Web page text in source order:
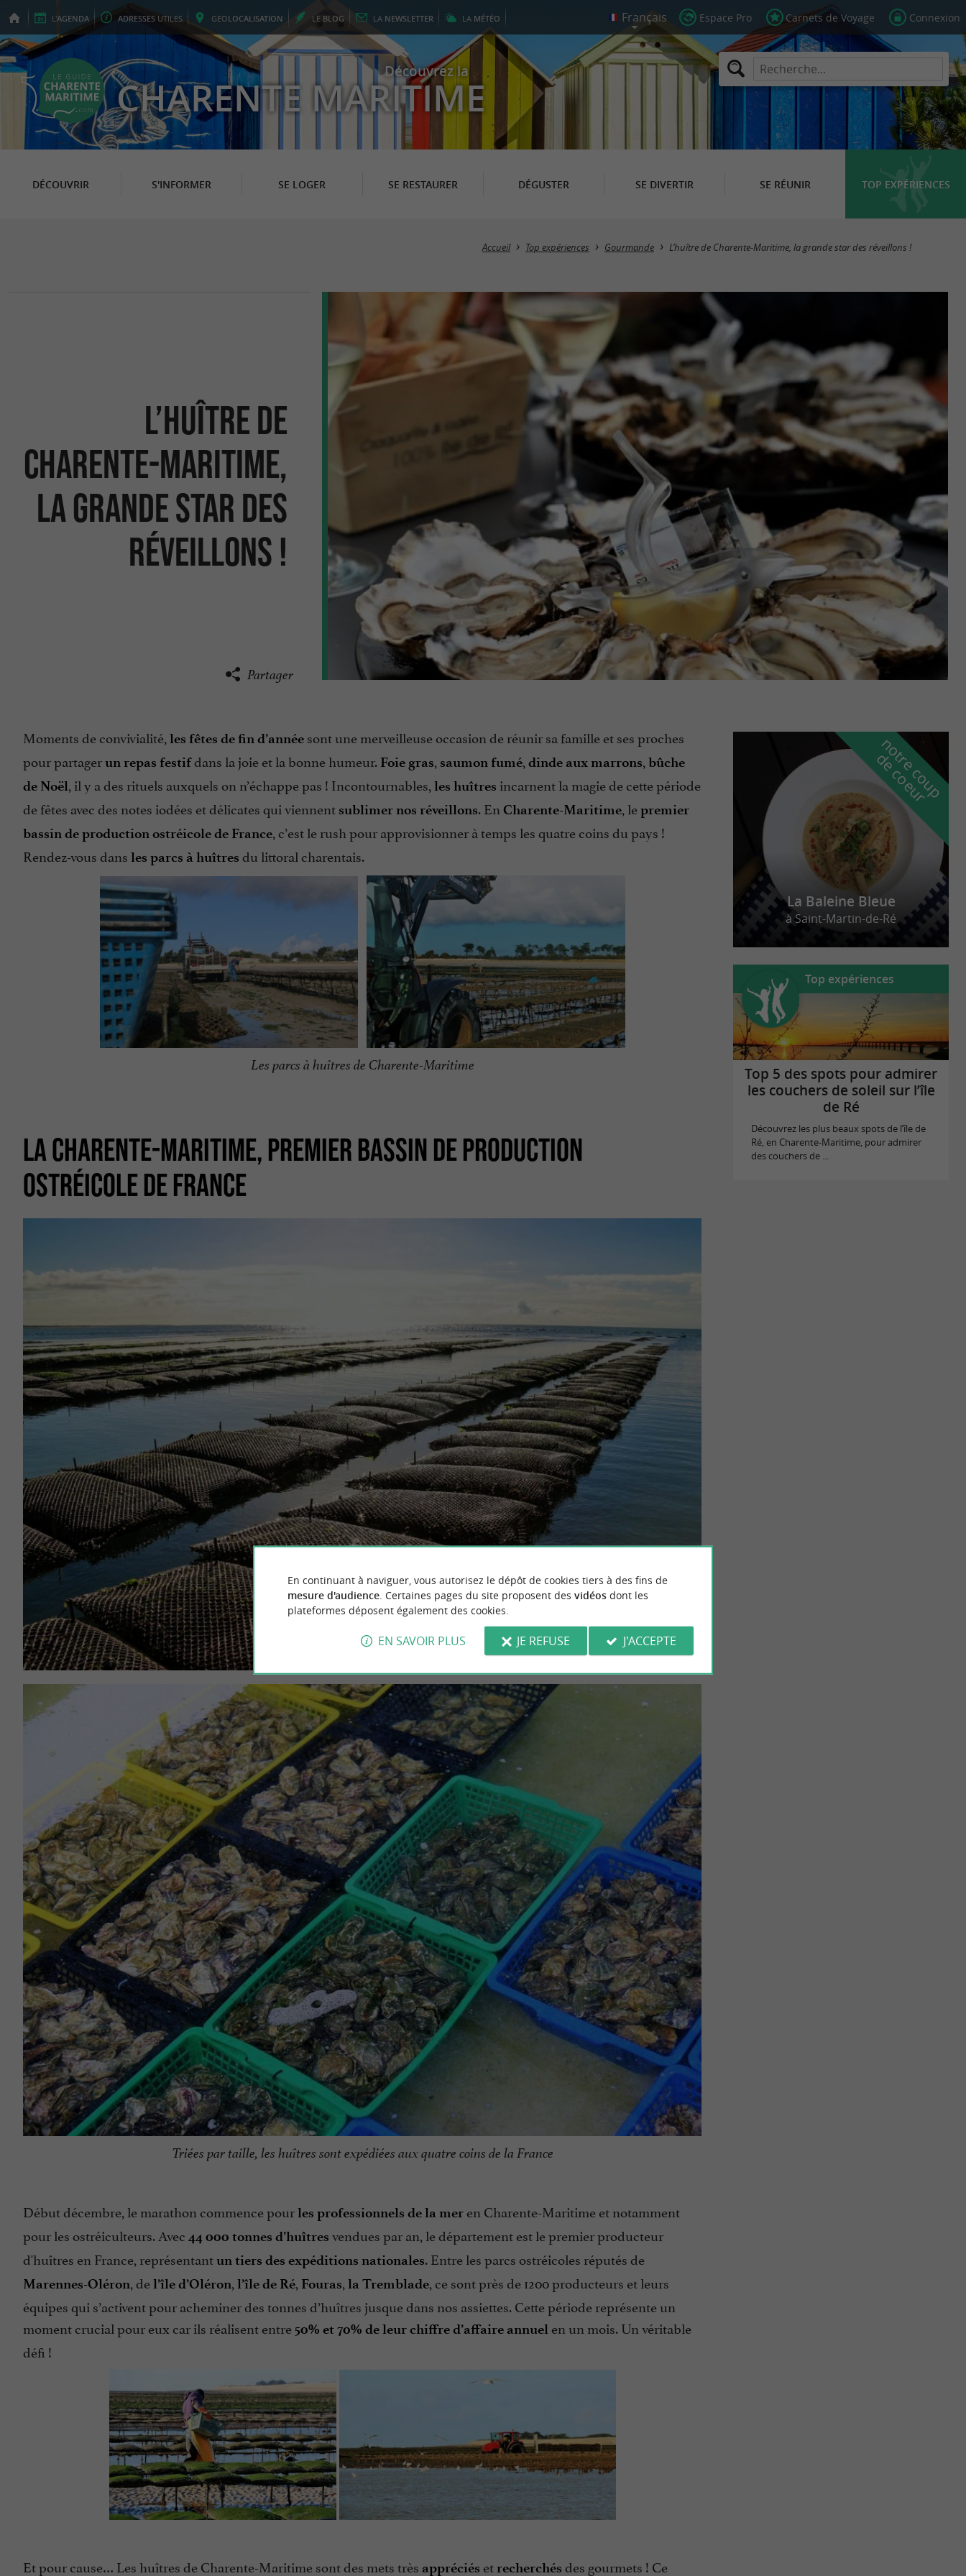
L'AGENDA ADRESSES UTILES GEOLOCALISATION LE BLOG LA NEWSLETTER LA MÉTÉO Espace Pro Carnets de Voyage Connexion
Découvrez la
CHARENTE MARITIME
DÉCOUVRIR S'INFORMER SE LOGER SE RESTAURER DÉGUSTER SE DIVERTIR SE RÉUNIR TOP EXPÉRIENCES
Accueil Top expériences Gourmande L’huître de Charente-Maritime, la grande star des réveillons !
L’huître de
Charente-Maritime,
la grande star des
réveillons !
Partager
Moments de convivialité, les fêtes de fin d’année sont une merveilleuse occasion de réunir sa famille et ses proches
pour partagerun repas festifdans la joie et la bonne humeur. Foie gras, saumon fumé, dinde aux marrons, bûche
de Noël, il y a des rituels auxquels on n’échappe pas ! Incontournables, les huîtres incarnent la magie de cette période
de fêtes avec des notes iodées et délicates qui viennent sublimer nos réveillons. En Charente-Maritime, lepremier
bassin de production ostréicole de France, c’est le rush pour approvisionner à temps les quatre coins du pays !
Rendez-vous dans les parcs à huîtres du littoral charentais.
Les parcs à huîtres de Charente-Maritime
LA CHARENTE-MARITIME, PREMIER BASSIN DE PRODUCTION
OSTRÉICOLE DE FRANCE
Triées par taille, les huîtres sont expédiées aux quatre coins de la France
Début décembre, le marathon commence pourles professionnels de la mer en Charente-Maritime et notamment
pour les ostréiculteurs. Avec 44 000 tonnes d’huîtres vendues par an, le département est le premier producteur
d'huîtres en France, représentantun tiers des expéditions nationales. Entre les parcs ostréicoles réputés de
Marennes-Oléron, del’île d’Oléron, l’île de Ré, Fouras, la Tremblade, ce sont près de 1200 producteurs et leurs
équipes qui s’activent pour acheminer des tonnes d’huîtres jusque dans nos assiettes. Cette période représente un
moment crucial pour eux car ils réalisent entre 50% et 70% de leur chiffre d’affaire annuel en un mois. Un véritable
défi !
Et pour cause… Les huîtres de Charente-Maritime sont des mets très appréciés et recherchés des gourmets ! Ce
n
o
t
r
e
c
o
u
p
d
e
c
o
e
u
r
La Baleine Bleue
à Saint-Martin-de-Ré
Top expériences
Top 5 des spots pour admirer
les couchers de soleil sur l’île
de Ré
Découvrez les plus beaux spots de l’île de
Ré, en Charente-Maritime, pour admirer
des couchers de ...
En continuant à naviguer, vous autorisez le dépôt de cookies tiers à des fins de
mesure d'audience. Certaines pages du site proposent des vidéosdont les
plateformes déposent également des cookies.
EN SAVOIR PLUS JE REFUSE J'ACCEPTE